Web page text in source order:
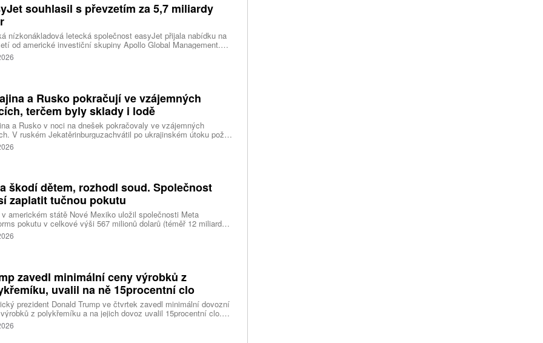
souhlasil s převzetím za 5,7 miliardy
nízkonákladová letecká společnost easyJet přijala nabídku na
od americké investiční skupiny Apollo Global Management.
oceňuje aerolinku na 5,7 miliardy liber, tedy přibližně 162
korun.
a Rusko pokračují ve vzájemných
terčem byly sklady i lodě
a Rusko v noci na dnešek pokračovaly ve vzájemných
V ruském Jekatěrinburguzachvátil po ukrajinském útoku požár
centrum ruského internetového prodejce Wildberries.
o tom informovala bez podrobností na síti Telegram.
škodí dětem, rozhodl soud. Společnost
zaplatit tučnou pokutu
americkém státě Nové Mexiko uložil společnosti Meta
pokutu v celkové výši 567 milionů dolarů (téměř 12 miliard
za újmu, kterou její platformy Facebook a Instagram působí
lidem. Firma musí změnit způsob ověřování věku.
zavedl minimální ceny výrobků z
uvalil na ně 15procentní clo
prezident Donald Trump ve čtvrtek zavedl minimální dovozní
z polykřemíku a na jejich dovoz uvalil 15procentní clo.
se používá při výrobě polovodičů a je hlavní složkou
panelů, jeho největším světovým producentem je Čína.